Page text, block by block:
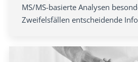
MS/MS-basierte Analysen
Zweifelsfällen entscheidende